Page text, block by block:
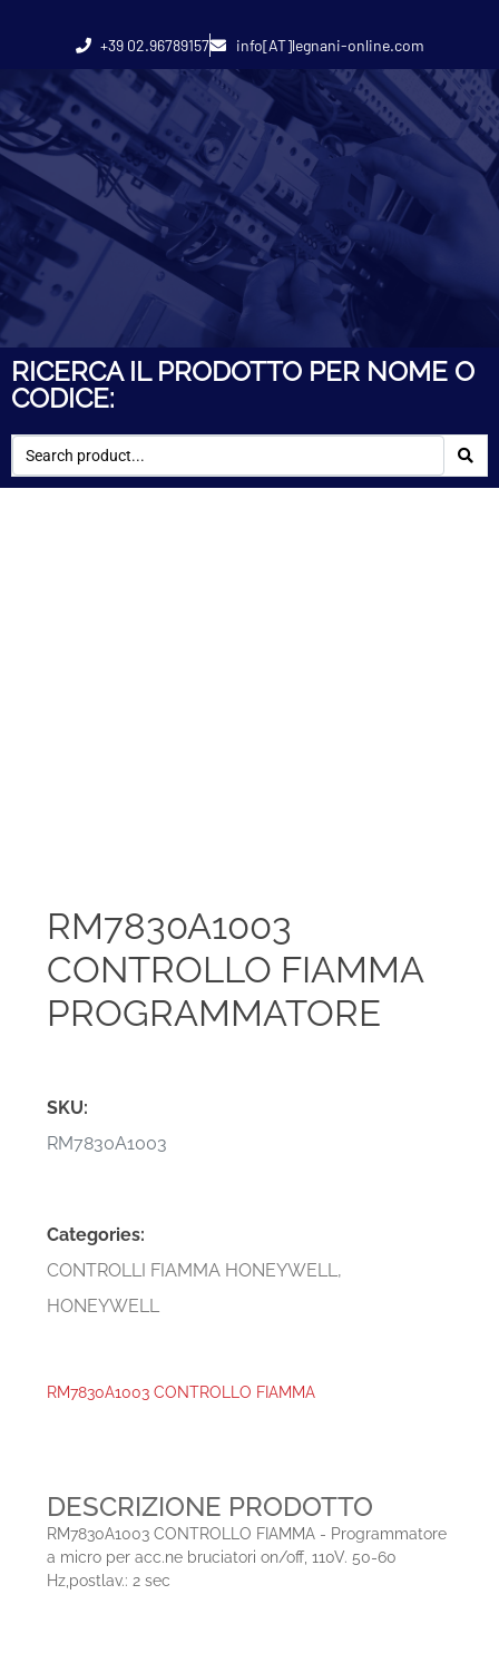
+39 02.96789157 info[AT]legnani-online.com
RICERCA IL PRODOTTO PER NOME O
CODICE:
RM7830A1003
CONTROLLO FIAMMA
PROGRAMMATORE
SKU:
RM7830A1003
Categories:
CONTROLLI FIAMMA HONEYWELL,
HONEYWELL
RM7830A1003 CONTROLLO FIAMMA
DESCRIZIONE PRODOTTO
RM7830A1003 CONTROLLO FIAMMA - Programmatore
a micro per acc.ne bruciatori on/off, 110V. 50-60
Hz,postlav.: 2 sec